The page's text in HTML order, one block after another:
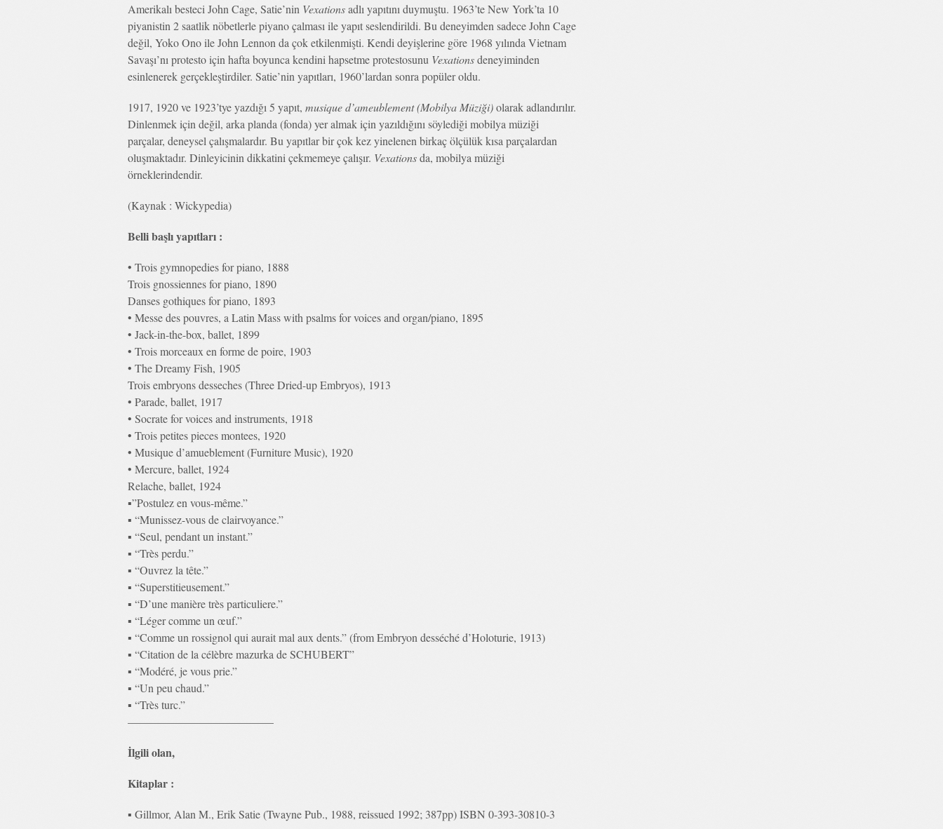
Amerikalı besteci John Cage, Satie’nin Vexationsadlı yapıtını duymuştu. 1963’te New York’ta 10
piyanistin 2 saatlik nöbetlerle piyano çalması ile yapıt seslendirildi. Bu deneyimden sadece John Cage
değil, Yoko Ono ile John Lennon da çok etkilenmişti. Kendi deyişlerine göre 1968 yılında Vietnam
Savaşı’nı protesto için hafta boyunca kendini hapsetme protestosunu Vexationsdeneyiminden
esinlenerek gerçekleştirdiler. Satie’nin yapıtları, 1960’lardan sonra popüler oldu.
1917, 1920 ve 1923’tye yazdığı 5 yapıt, musique d’ameublement (Mobilya Müziği)olarak adlandırılır.
Dinlenmek için değil, arka planda (fonda) yer almak için yazıldığını söylediği mobilya müziği
parçalar, deneysel çalışmalardır. Bu yapıtlar bir çok kez yinelenen birkaç ölçülük kısa parçalardan
oluşmaktadır. Dinleyicinin dikkatini çekmemeye çalışır. Vexationsda, mobilya müziği
örneklerindendir.
(Kaynak : Wickypedia)
Belli başlı yapıtları :
• Trois gymnopedies for piano, 1888
Trois gnossiennes for piano, 1890
Danses gothiques for piano, 1893
• Messe des pouvres, a Latin Mass with psalms for voices and organ/piano, 1895
• Jack-in-the-box, ballet, 1899
• Trois morceaux en forme de poire, 1903
• The Dreamy Fish, 1905
Trois embryons desseches (Three Dried-up Embryos), 1913
• Parade, ballet, 1917
• Socrate for voices and instruments, 1918
• Trois petites pieces montees, 1920
• Musique d’amueblement (Furniture Music), 1920
• Mercure, ballet, 1924
Relache, ballet, 1924
▪”Postulez en vous-même.”
▪ “Munissez-vous de clairvoyance.”
▪ “Seul, pendant un instant.”
▪ “Très perdu.”
▪ “Ouvrez la tête.”
▪ “Superstitieusement.”
▪ “D’une manière très particuliere.”
▪ “Léger comme un œuf.”
▪ “Comme un rossignol qui aurait mal aux dents.” (from Embryon desséché d’Holoturie, 1913)
▪ “Citation de la célèbre mazurka de SCHUBERT”
▪ “Modéré, je vous prie.”
▪ “Un peu chaud.”
▪ “Très turc.”
—————————————
İlgili olan,
Kitaplar :
▪ Gillmor, Alan M., Erik Satie (Twayne Pub., 1988, reissued 1992; 387pp) ISBN 0-393-30810-3